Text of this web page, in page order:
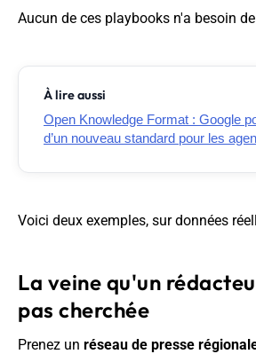
Aucun de ces playbooks n'a besoin
À lire aussi
Open Knowledge Format : Google
d’un nouveau standard pour les
Voici deux exemples, sur données
La veine qu'un
pas cherchée
Prenez un réseau de presse